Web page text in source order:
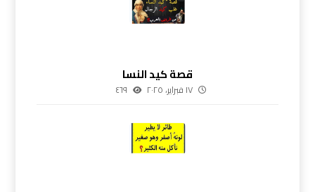
قصة كيد النسا
١٧ فبراير، ٢٠٢٥ ٤٦٩